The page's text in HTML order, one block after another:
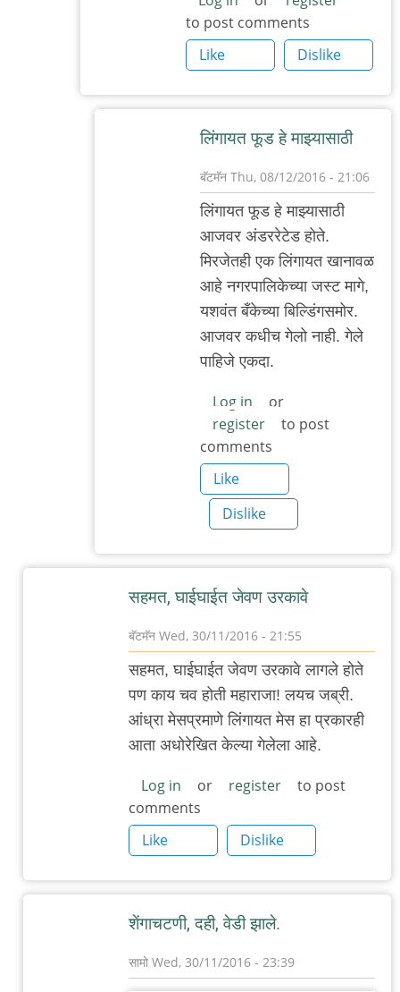
by
अभ्या..
to post comments
Like
Dislike
लिंगायत फूड हे माझ्यासाठी
बॅटमॅन Thu, 08/12/2016 - 21:06
In
to
नक्की
बादवे
दाह
लिंगायत फूड हे माझ्यासाठी
आजवर अंडररेटेड होते.
मिरजेतही एक लिंगायत खानावळ
आहे नगरपालिकेच्या जस्ट मागे,
यशवंत बँकेच्या बिल्डिंगसमोर.
आजवर कधीच गेलो नाही. गेले
पाहिजे एकदा.
Log in
or
register
to post
comments
Like
Dislike
सहमत, घाईघाईत जेवण उरकावे
बॅटमॅन Wed, 30/11/2016 - 21:55
In
reply
to
आज
अन्नपूर्णा
by
अभ्या..
सहमत, घाईघाईत जेवण उरकावे लागले होते
पण काय चव होती महाराजा! लयच जब्री.
आंध्रा मेसप्रमाणे लिंगायत मेस हा प्रकारही
आता अधोरेखित केल्या गेलेला आहे.
Log in or register
to post
comments
Like
Dislike
शेंगाचटणी, दही, वेडी झाले.
सामो Wed, 30/11/2016 - 23:39